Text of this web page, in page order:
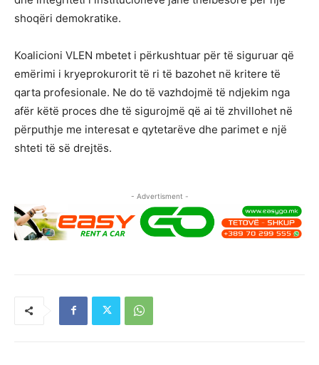
shoqëri demokratike.
Koalicioni VLEN mbetet i përkushtuar për të siguruar që
emërimi i kryeprokurorit të ri të bazohet në kritere të
qarta profesionale. Ne do të vazhdojmë të ndjekim nga
afër këtë proces dhe të sigurojmë që ai të zhvillohet në
përputhje me interesat e qytetarëve dhe parimet e një
shteti të së drejtës.
- Advertisment -